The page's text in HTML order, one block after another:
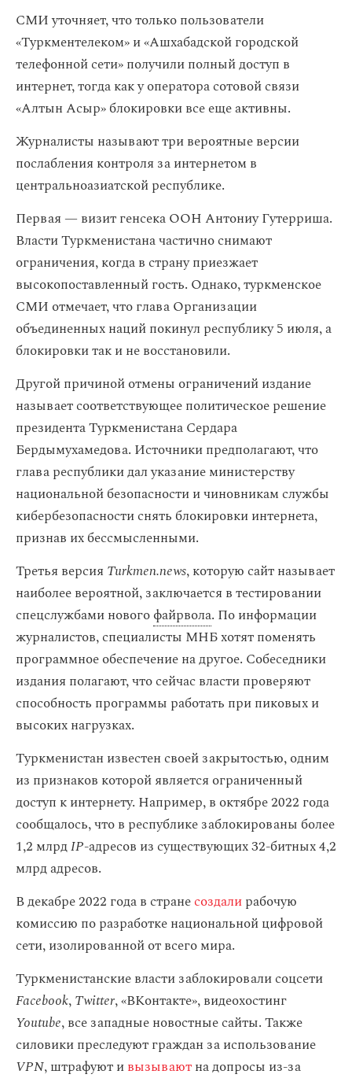
СМИ уточняет, что только пользователи
«Туркментелеком» и «Ашхабадской городской
телефонной сети» получили полный доступ в
интернет, тогда как у оператора сотовой связи
«Алтын Асыр» блокировки все еще активны.
Журналисты называют три вероятные версии
послабления контроля за интернетом в
центральноазиатской республике.
Первая — визит генсека ООН Антониу Гутерриша.
Власти Туркменистана частично снимают
ограничения, когда в страну приезжает
высокопоставленный гость. Однако, туркменское
СМИ отмечает, что глава Организации
объединенных наций покинул республику 5 июля, а
блокировки так и не восстановили.
Другой причиной отмены ограничений издание
называет соответствующее политическое решение
президента Туркменистана Сердара
Бердымухамедова. Источники предполагают, что
глава республики дал указание министерству
национальной безопасности и чиновникам службы
кибербезопасности снять блокировки интернета,
признав их бессмысленными.
Третья версия Turkmen.news, которую сайт называет
наиболее вероятной, заключается в тестировании
спецслужбами новогофайрвола. По информации
журналистов, специалисты МНБ хотят поменять
программное обеспечение на другое. Собеседники
издания полагают, что сейчас власти проверяют
способность программы работать при пиковых и
высоких нагрузках.
Туркменистан известен своей закрытостью, одним
из признаков которой является ограниченный
доступ к интернету. Например, в октябре 2022 года
сообщалось, что в республике заблокированы более
1,2 млрдIP-адресов из существующих 32-битных 4,2
млрд адресов.
В декабре 2022 года в странесоздалирабочую
комиссию по разработке национальной цифровой
сети, изолированной от всего мира.
Туркменистанские власти заблокировали соцсети
Facebook,Twitter, «ВКонтакте», видеохостинг
Youtube, все западные новостные сайты. Также
силовики преследуют граждан за использование
VPN, штрафуют ивызываютна допросы из-за